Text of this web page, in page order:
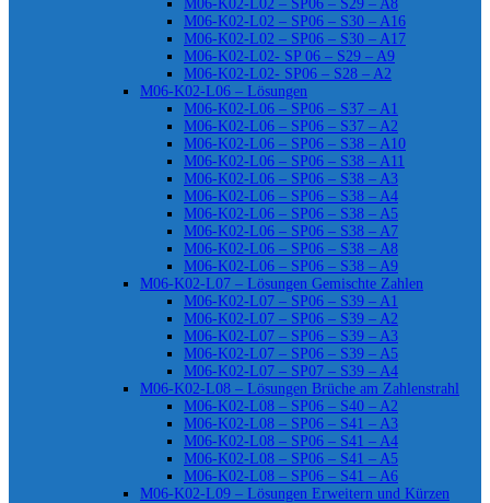
M06-K02-L02 – SP06 – S29 – A8
M06-K02-L02 – SP06 – S30 – A16
M06-K02-L02 – SP06 – S30 – A17
M06-K02-L02- SP 06 – S29 – A9
M06-K02-L02- SP06 – S28 – A2
M06-K02-L06 – Lösungen
M06-K02-L06 – SP06 – S37 – A1
M06-K02-L06 – SP06 – S37 – A2
M06-K02-L06 – SP06 – S38 – A10
M06-K02-L06 – SP06 – S38 – A11
M06-K02-L06 – SP06 – S38 – A3
M06-K02-L06 – SP06 – S38 – A4
M06-K02-L06 – SP06 – S38 – A5
M06-K02-L06 – SP06 – S38 – A7
M06-K02-L06 – SP06 – S38 – A8
M06-K02-L06 – SP06 – S38 – A9
M06-K02-L07 – Lösungen Gemischte Zahlen
M06-K02-L07 – SP06 – S39 – A1
M06-K02-L07 – SP06 – S39 – A2
M06-K02-L07 – SP06 – S39 – A3
M06-K02-L07 – SP06 – S39 – A5
M06-K02-L07 – SP07 – S39 – A4
M06-K02-L08 – Lösungen Brüche am Zahlenstrahl
M06-K02-L08 – SP06 – S40 – A2
M06-K02-L08 – SP06 – S41 – A3
M06-K02-L08 – SP06 – S41 – A4
M06-K02-L08 – SP06 – S41 – A5
M06-K02-L08 – SP06 – S41 – A6
M06-K02-L09 – Lösungen Erweitern und Kürzen